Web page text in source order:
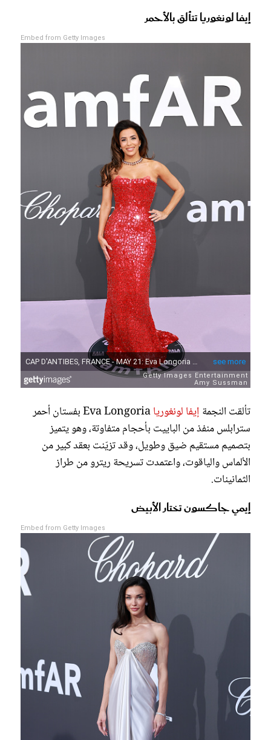
إيفا لونغوريا تتألق بالأحمر
Embed from Getty Images
تألقت النجمة إيفا لونغوريا
Eva Longoria بفستان أحمر
سترابلس منفذ من الباييت بأحجام متفاوتة، وهو يتميز
بتصميم مستقيم ضيق وطويل، وقد تزيّنت بعقد كبير من
الألماس والياقوت، واعتمدت تسريحة ريترو من طراز
الثمانينات.
إيمي جاكسون تختار الأبيض
Embed from Getty Images
غلاف رفمي